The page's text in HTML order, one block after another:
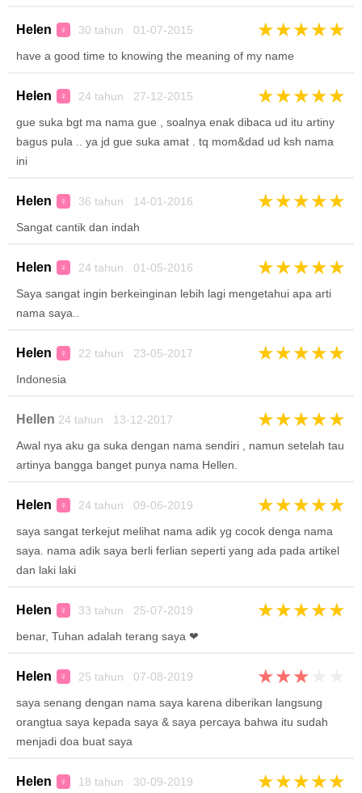
Helen ♀ 30 tahun 01-07-2015 ★★★★★
have a good time to knowing the meaning of my name
Helen ♀ 24 tahun 27-12-2015 ★★★★★
gue suka bgt ma nama gue , soalnya enak dibaca ud itu artiny
bagus pula .. ya jd gue suka amat . tq mom&dad ud ksh nama
ini
Helen ♀ 36 tahun 14-01-2016 ★★★★★
Sangat cantik dan indah
Helen ♀ 24 tahun 01-05-2016 ★★★★★
Saya sangat ingin berkeinginan lebih lagi mengetahui apa arti
nama saya..
Helen ♀ 22 tahun 23-05-2017 ★★★★★
Indonesia
Hellen 24 tahun 13-12-2017 ★★★★★
Awal nya aku ga suka dengan nama sendiri , namun setelah tau
artinya bangga banget punya nama Hellen.
Helen ♀ 24 tahun 09-06-2019 ★★★★★
saya sangat terkejut melihat nama adik yg cocok denga nama
saya. nama adik saya berli ferlian seperti yang ada pada artikel
dan laki laki
Helen ♀ 33 tahun 25-07-2019 ★★★★★
benar, Tuhan adalah terang saya ❤
Helen ♀ 25 tahun 07-08-2019 ★★★
saya senang dengan nama saya karena diberikan langsung
orangtua saya kepada saya & saya percaya bahwa itu sudah
menjadi doa buat saya
Helen ♀ 18 tahun 30-09-2019 ★★★★★